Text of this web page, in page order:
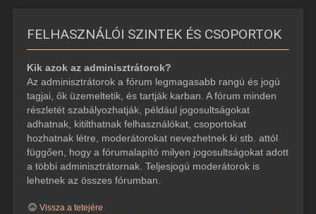
FELHASZNÁLÓI SZINTEK ÉS CSOPORTOK
Kik azok az adminisztrátorok?
Az adminisztrátorok a fórum legmagasabb rangú és jogú
tagjai, ők üzemeltetik, és tartják karban. A fórum minden
részletét szabályozhatják, például jogosultságokat
adhatnak, kitilthatnak felhasználókat, csoportokat
hozhatnak létre, moderátorokat nevezhetnek ki stb. attól
függően, hogy a fórumalapító milyen jogosultságokat adott
a többi adminisztrátornak. Teljesjogú moderátorok is
lehetnek az összes fórumban.
Vissza a tetejére